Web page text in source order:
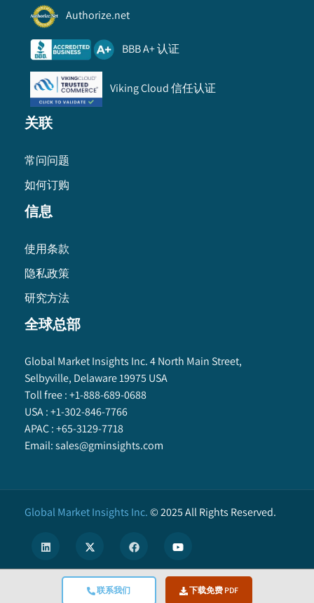
联系我们 下载免费 PDF
Authorize.net
BBB A+ 认证
Viking Cloud 信任认证
关联
常问问题
如何订购
信息
使用条款
隐私政策
研究方法
全球总部
Global Market Insights Inc. 4 North Main Street,
Selbyville, Delaware 19975 USA
Toll free :+1-888-689-0688
USA :+1-302-846-7766
APAC :+65-3129-7718
Email:sales@gminsights.com
Global Market Insights Inc.©2025All Rights Reserved.
We use cookies to enhance user experience. (Privacy Policy